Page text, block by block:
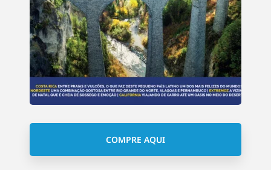
COMPRE AQUI